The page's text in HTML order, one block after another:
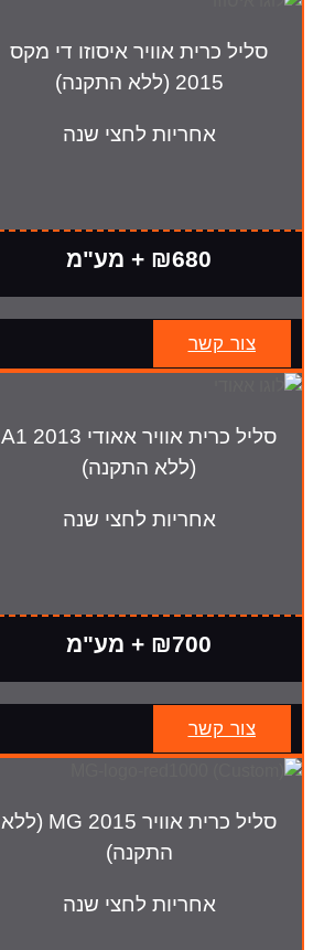
סליל כרית אוויר איסוזו די מקס
2015 (ללא התקנה)
אחריות לחצי שנה
₪680 + מע"מ
צור קשר
סליל כרית אוויר אאודי A1 2013
(ללא התקנה)
אחריות לחצי שנה
₪700 + מע"מ
צור קשר
סליל כרית אוויר MG 2015 (ללא
התקנה)
אחריות לחצי שנה